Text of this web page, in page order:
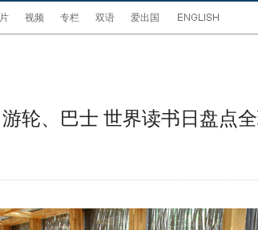
视频 专栏 双语 爱出国
轮、巴士 世界读书日盘点